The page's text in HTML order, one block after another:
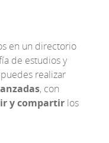
en un directorio
de estudios y
realizar
, con
y compartir los